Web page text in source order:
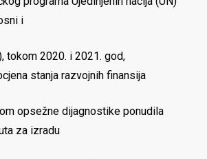
i
tokom 2020. i 2021. god,
stanja razvojnih finansija
opsežne dijagnostike ponudila
za izradu